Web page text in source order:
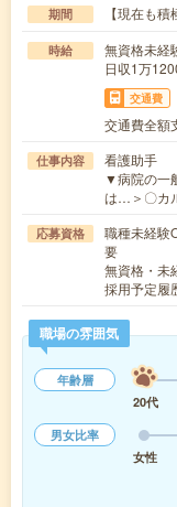
期間 【現在も
時給
無資格未
日収1万
交通費
交通費全額
仕事内容
看護助手
▼病院の一
は…＞〇カ
応募資格
職種未経験
要
無資格・
採用予定履
職場の雰囲気
年齢層
20代
男女比率
女性